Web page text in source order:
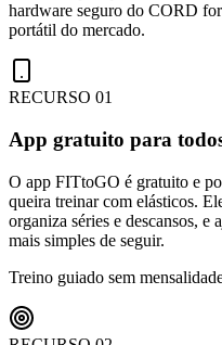
hardware seguro do CORD
portátil do mercado.
RECURSO 01
App gratuito para
O app FITtoGO é gratuito e
queira treinar com elásticos.
organiza séries e descansos, e
mais simples de seguir.
Treino guiado sem